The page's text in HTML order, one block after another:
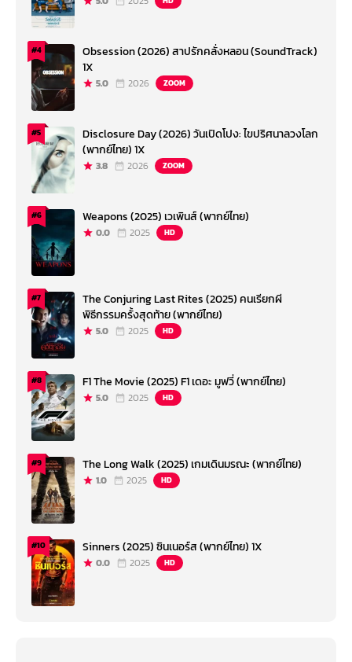
#4
Obsession (2026) สาปรักคลั่งหลอน (SoundTrack)
1X
5.0 2026 ZOOM
#5
Disclosure Day (2026) วันเปิดโปง: ไขปริศนาลวงโลก
(พากย์ไทย) 1X
3.8 2026 ZOOM
#6 Weapons (2025) เวเพินส์ (พากย์ไทย)
0.0 2025 HD
#7
The Conjuring Last Rites (2025) คนเรียกผี
พิธีกรรมครั้งสุดท้าย (พากย์ไทย)
5.0 2025 HD
#8 F1 The Movie (2025) F1 เดอะ มูฟวี่ (พากย์ไทย)
5.0 2025 HD
#9 The Long Walk (2025) เกมเดินมรณะ (พากย์ไทย)
1.0 2025 HD
#10 Sinners (2025) ซินเนอร์ส (พากย์ไทย) 1X
0.0 2025 HD